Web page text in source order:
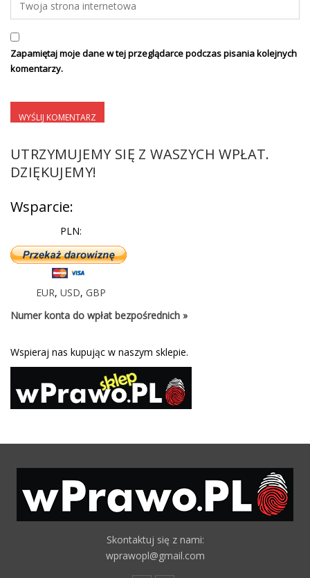
Zapamiętaj moje dane w tej przeglądarce podczas pisania kolejnych
komentarzy.
UTRZYMUJEMY SIĘ Z WASZYCH WPŁAT.
DZIĘKUJEMY!
Wsparcie:
PLN:
EUR, USD, GBP
Numer konta do wpłat bezpośrednich »
Wspieraj nas kupując w naszym sklepie.
Skontaktuj się z nami:
wprawopl@gmail.com